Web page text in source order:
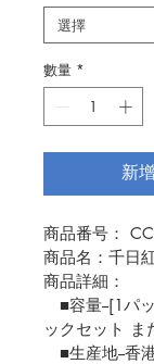
數量 *
新
商品番号：
商品名：千日
商品詳細：
■容量--[1パ
ックセット ま
■生産地--香